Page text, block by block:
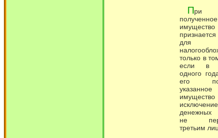
При
полученное
для
только в
если в
одного
его
указанное
денежных
не
третьим